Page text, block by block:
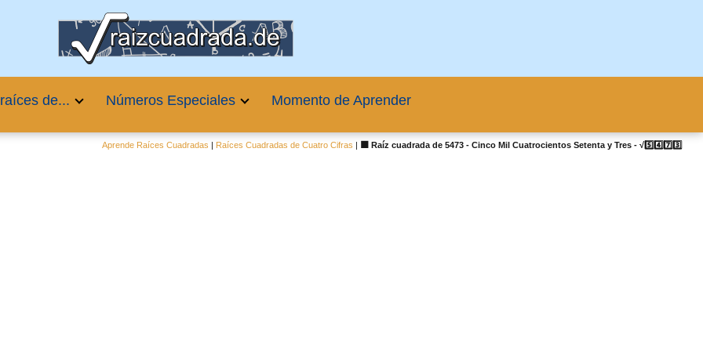
de... Números Especiales Momento de Aprender
Aprende Raíces Cuadradas | Raíces Cuadradas de Cuatro Cifras | 🟦 Raíz cuadrada de 5473 - Cinco Mil Cuatrocientos Setenta y Tres - √5️⃣4️⃣7️⃣3️⃣